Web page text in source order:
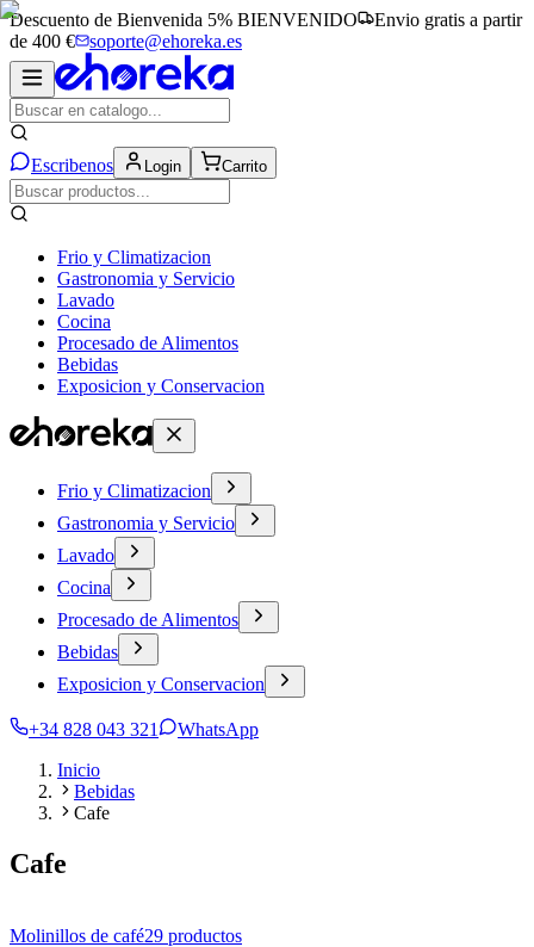
Descuento de Bienvenida 5% BIENVENIDO
Envio gratis a partir
de 400 €
soporte@ehoreka.es
Escribenos Login Carrito
Frio y Climatizacion
Gastronomia y Servicio
Lavado
Cocina
Procesado de Alimentos
Bebidas
Exposicion y Conservacion
Frio y Climatizacion
Gastronomia y Servicio
Lavado
Cocina
Procesado de Alimentos
Bebidas
Exposicion y Conservacion
+34 828 043 321
WhatsApp
Inicio
Bebidas
Cafe
Cafe
Molinillos de café29 productos